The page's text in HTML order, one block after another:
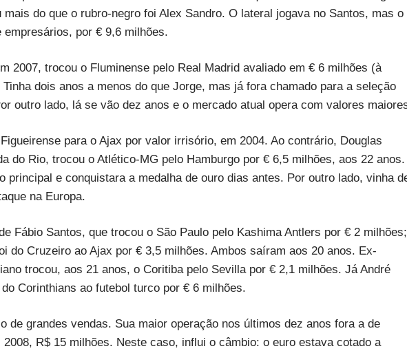
do que o rubro-negro foi Alex Sandro. O lateral jogava no Santos, mas o
por € 9,6 milhões.
2007, trocou o Fluminense pelo Real Madrid avaliado em € 6 milhões (à
dois anos a menos do que Jorge, mas já fora chamado para a seleção
outro lado, lá se vão dez anos e o mercado atual opera com valores
para o Ajax por valor irrisório, em 2004. Ao contrário, Douglas
do Rio, trocou o Atlético-MG pelo Hamburgo por € 6,5 milhões, aos 22 anos.
principal e conquistara a medalha de ouro dias antes. Por outro lado, vinha
na Europa.
Fábio Santos, que trocou o São Paulo pelo Kashima Antlers por € 2 milhões;
do Cruzeiro ao Ajax por € 3,5 milhões. Ambos saíram aos 20 anos. Ex-
trocou, aos 21 anos, o Coritiba pelo Sevilla por € 2,1 milhões. Já André
Corinthians ao futebol turco por € 6 milhões.
de grandes vendas. Sua maior operação nos últimos dez anos fora a de
2008, R$ 15 milhões. Neste caso, influi o câmbio: o euro estava cotado a